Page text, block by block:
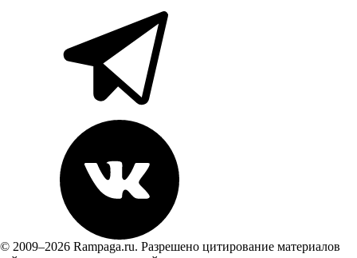
© 2009–2026 Rampaga.ru. Разрешено цитирование материалов